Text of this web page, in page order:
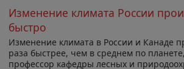
Изменение климата России
быстро
Изменение климата в России и Канаде
раза быстрее, чем в среднем по
профессор кафедры лесных и